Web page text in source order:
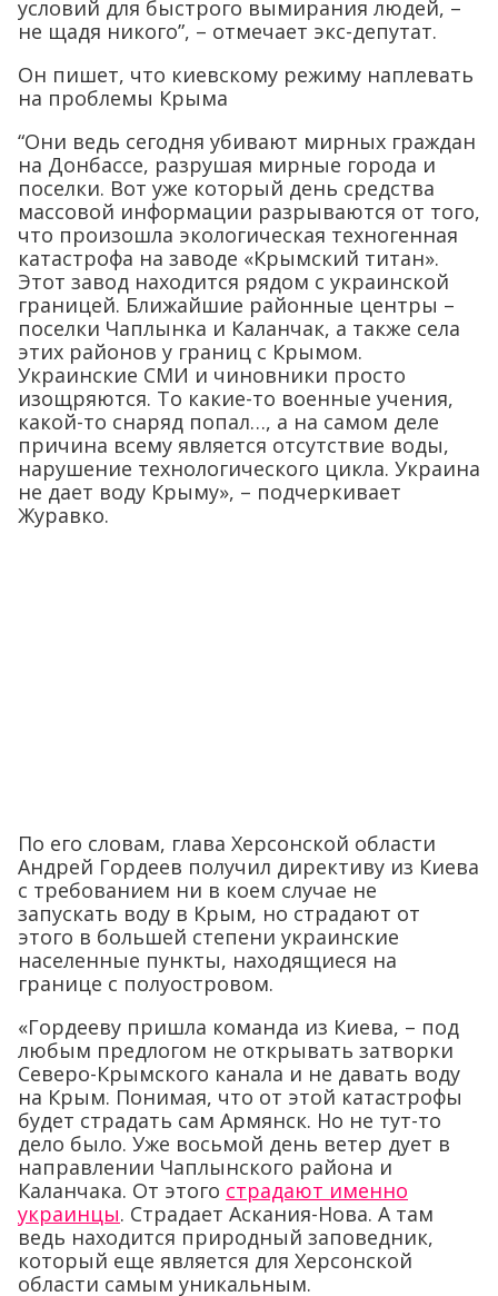
условий для быстрого вымирания людей, –
не щадя никого”, – отмечает экс-депутат.
Он пишет, что киевскому режиму наплевать
на проблемы Крыма
“Они ведь сегодня убивают мирных граждан
на Донбассе, разрушая мирные города и
поселки. Вот уже который день средства
массовой информации разрываются от того,
что произошла экологическая техногенная
катастрофа на заводе «Крымский титан».
Этот завод находится рядом с украинской
границей. Ближайшие районные центры –
поселки Чаплынка и Каланчак, а также села
этих районов у границ с Крымом.
Украинские СМИ и чиновники просто
изощряются. То какие-то военные учения,
какой-то снаряд попал…, а на самом деле
причина всему является отсутствие воды,
нарушение технологического цикла. Украина
не дает воду Крыму», – подчеркивает
Журавко.
По его словам, глава Херсонской области
Андрей Гордеев получил директиву из Киева
с требованием ни в коем случае не
запускать воду в Крым, но страдают от
этого в большей степени украинские
населенные пункты, находящиеся на
границе с полуостровом.
«Гордееву пришла команда из Киева, – под
любым предлогом не открывать затворки
Северо-Крымского канала и не давать воду
на Крым. Понимая, что от этой катастрофы
будет страдать сам Армянск. Но не тут-то
дело было. Уже восьмой день ветер дует в
направлении Чаплынского района и
Каланчака. От этого страдают именно
украинцы. Страдает Аскания-Нова. А там
ведь находится природный заповедник,
который еще является для Херсонской
области самым уникальным.